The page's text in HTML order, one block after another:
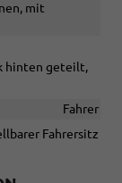
mit
hinten geteilt,
Fahrer
Fahrersitz